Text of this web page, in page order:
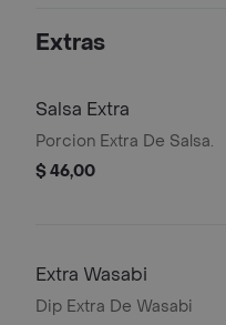
Extras
Salsa Extra
Porcion Extra De Salsa.
$ 46,00
Extra Wasabi
Dip Extra De Wasabi